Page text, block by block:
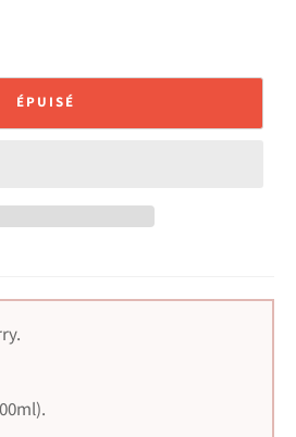
ÉPUISÉ